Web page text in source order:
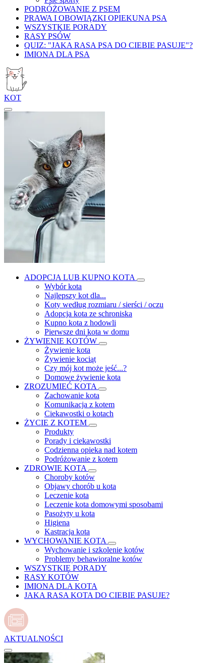
PODRÓŻOWANIE Z PSEM
PRAWA I OBOWIĄZKI OPIEKUNA PSA
WSZYSTKIE PORADY
RASY PSÓW
QUIZ: "JAKA RASA PSA DO CIEBIE PASUJE"?
IMIONA DLA PSA
KOT
ADOPCJA LUB KUPNO KOTA
Wybór kota
Najlepszy kot dla...
Koty według rozmiaru / sierści / oczu
Adopcja kota ze schroniska
Kupno kota z hodowli
Pierwsze dni kota w domu
ŻYWIENIE KOTÓW
Żywienie kota
Żywienie kociąt
Czy mój kot może jeść...?
Domowe żywienie kota
ZROZUMIEĆ KOTA
Zachowanie kota
Komunikacja z kotem
Ciekawostki o kotach
ŻYCIE Z KOTEM
Produkty
Porady i ciekawostki
Codzienna opieka nad kotem
Podróżowanie z kotem
ZDROWIE KOTA
Choroby kotów
Objawy chorób u kota
Leczenie kota
Leczenie kota domowymi sposobami
Pasożyty u kota
Higiena
Kastracja kota
WYCHOWANIE KOTA
Wychowanie i szkolenie kotów
Problemy behawioralne kotów
WSZYSTKIE PORADY
RASY KOTÓW
IMIONA DLA KOTA
JAKA RASA KOTA DO CIEBIE PASUJE?
AKTUALNOŚCI